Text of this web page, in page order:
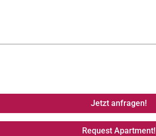
Jetzt anfragen!
Request Apartment!